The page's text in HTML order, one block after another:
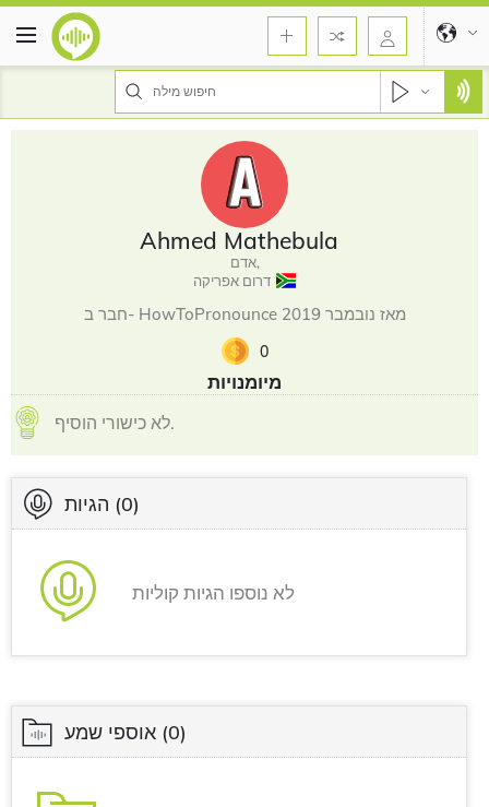
Ahmed Mathebula
אדם,
דרום אפריקה
חבר ב- HowToPronounce מאז נובמבר 2019
0
מיומנויות
לא כישורי הוסיף.
הגיות (0)
לא נוספו הגיות קוליות
אוספי שמע (0)